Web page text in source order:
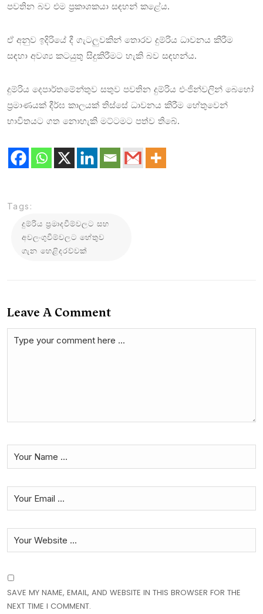
පවතින බව එම ප්‍රකාශකයා සඳහන් කළේය.
ඒ අනුව ඉදිරියේ දී ගැටලුවකින් තොරව දුම්රිය ධාවනය කිරීම
සඳහා අවශ්‍ය කටයුතු සිදුකිරීමට හැකි බව සඳහන්ය.
දුම්රිය දෙපාර්තමේන්තුව සතුව පවතින දුම්රිය එංජින්වලින් බෙහෝ
ප්‍රමාණයක් දීර්ඝ කාලයක් තිස්සේ ධාවනය කිරීම හේතුවෙන්
භාවිතයට ගත නොහැකි මට්ටමට පත්ව තිබේ.
Tags:
දුම්රිය ප්‍රමාදවීම්වලට සහ
අවලංගුවීම්වලට හේතුව
ගැන හෙළිදරව්වක්
Leave A Comment
SAVE MY NAME, EMAIL, AND WEBSITE IN THIS BROWSER FOR THE
NEXT TIME I COMMENT.